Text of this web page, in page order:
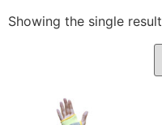
Showing the single result